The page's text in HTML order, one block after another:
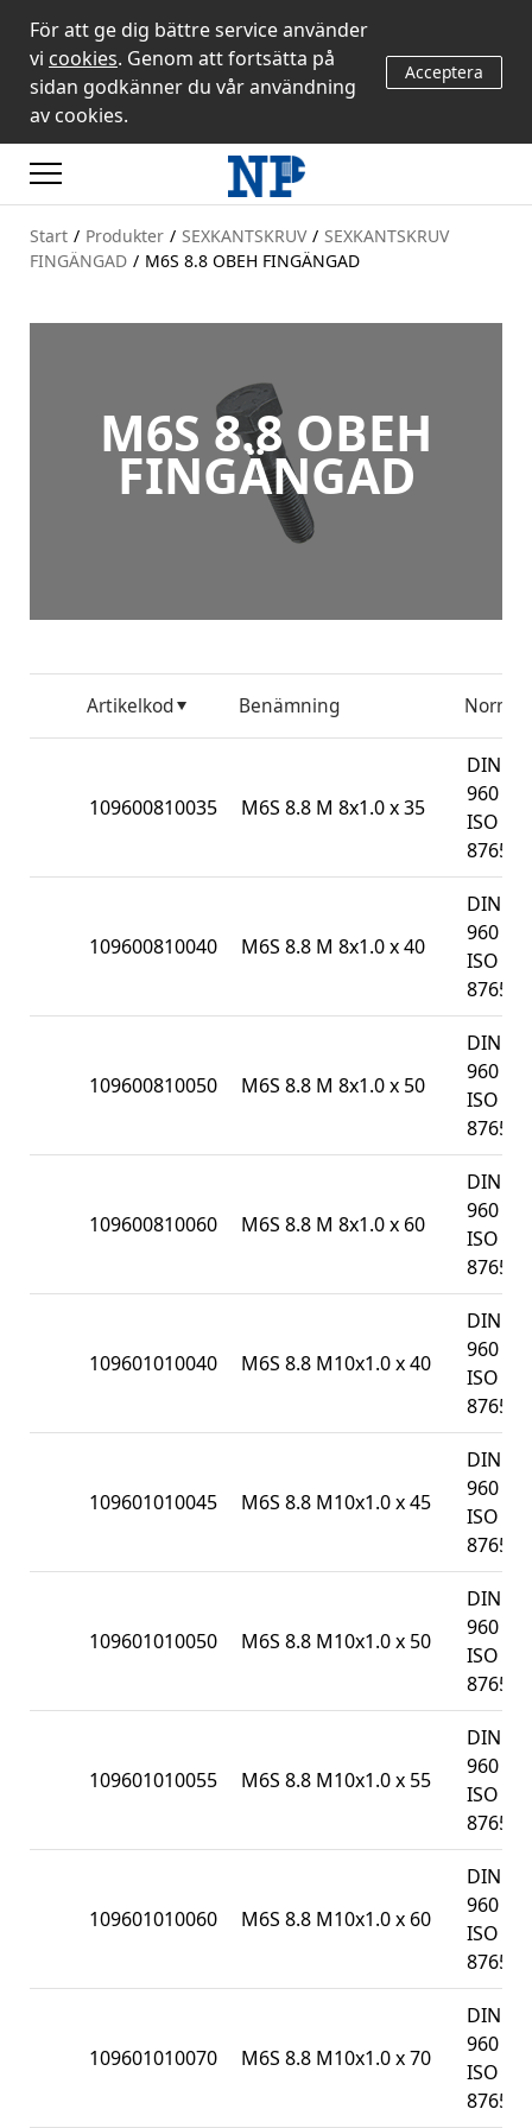
För att ge dig bättre service använder
vi cookies. Genom att fortsätta på
sidan godkänner du vår användning
av cookies.
Acceptera
Start / Produkter / SEXKANTSKRUV / SEXKANTSKRUV
FINGÄNGAD / M6S 8.8 OBEH FINGÄNGAD
M6S 8.8 OBEH
FINGÄNGAD
Artikelkod Benämning Norm
109600810035 M6S 8.8 M 8x1.0 x 35
DIN
960 /
ISO
8765
109600810040 M6S 8.8 M 8x1.0 x 40
DIN
960 /
ISO
8765
109600810050 M6S 8.8 M 8x1.0 x 50
DIN
960 /
ISO
8765
109600810060 M6S 8.8 M 8x1.0 x 60
DIN
960 /
ISO
8765
109601010040 M6S 8.8 M10x1.0 x 40
DIN
960 /
ISO
8765
109601010045 M6S 8.8 M10x1.0 x 45
DIN
960 /
ISO
8765
109601010050 M6S 8.8 M10x1.0 x 50
DIN
960 /
ISO
8765
109601010055 M6S 8.8 M10x1.0 x 55
DIN
960 /
ISO
8765
109601010060 M6S 8.8 M10x1.0 x 60
DIN
960 /
ISO
8765
109601010070 M6S 8.8 M10x1.0 x 70
DIN
960 /
ISO
8765